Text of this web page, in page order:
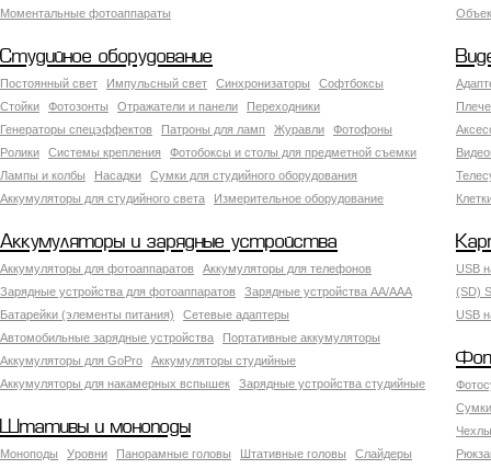
Моментальные фотоаппараты
Студийное оборудование
Постоянный свет Импульсный свет Синхронизаторы
Софтбоксы
Стойки
Фотозонты Отражатели и панели
Переходники
Генераторы спецэффектов
Патроны для ламп Журавли
Фотофоны
Ролики
Системы крепления
Фотобоксы и столы для предметной съемки
Лампы и колбы
Насадки
Сумки для студийного оборудования
Аккумуляторы для студийного света
Измерительное оборудование
Аккумуляторы и зарядные устройства
Аккумуляторы для фотоаппаратов
Аккумуляторы для телефонов
Зарядные устройства для фотоаппаратов
Зарядные устройства AA/AAA
Батарейки (элементы питания)
Сетевые адаптеры
Автомобильные зарядные устройства
Портативные аккумуляторы
Аккумуляторы для GoPro
Аккумуляторы студийные
Аккумуляторы для накамерных вспышек
Зарядные устройства студийные
USB
(SD)
USB
Штативы и моноподы
Моноподы Уровни Панорамные головы Штативные головы
Слайдеры